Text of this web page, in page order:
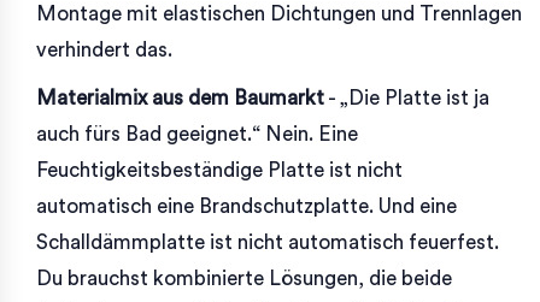
Montage mit elastischen Dichtungen und Trennlagen
verhindert das.
Materialmix aus dem Baumarkt - „Die Platte ist ja
auch fürs Bad geeignet.“ Nein. Eine
Feuchtigkeitsbeständige Platte ist nicht
automatisch eine Brandschutzplatte. Und eine
Schalldämmplatte ist nicht automatisch feuerfest.
Du brauchst kombinierte Lösungen, die beide